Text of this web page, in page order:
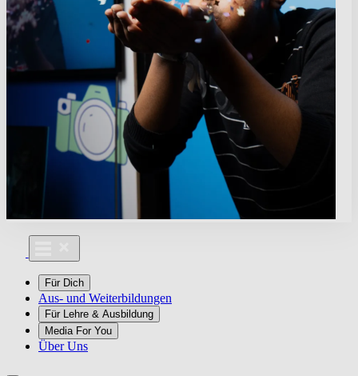
Für Dich
Aus- und Weiterbildungen
Für Lehre & Ausbildung
Media For You
Über Uns